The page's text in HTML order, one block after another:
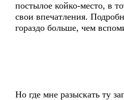
постылое койко-место, в
свои впечатления.
гораздо больше, чем
Но где мне разыскать ту